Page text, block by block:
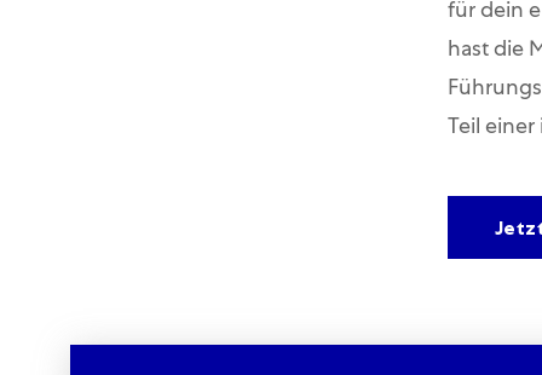
für dein
hast die
Teil